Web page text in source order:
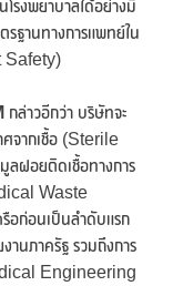
รงพยาบาลได้อย่างมี
รฐานทางการแพทย์ใน
Safety)
กล่าวอีกว่า บริษัทจะ
ศจากเชื้อ (Sterile
ฝอยติดเชื้อทางการ
Waste
อก่อนเป็นลำดับแรก
านภาครัฐ รวมถึงการ
Engineering